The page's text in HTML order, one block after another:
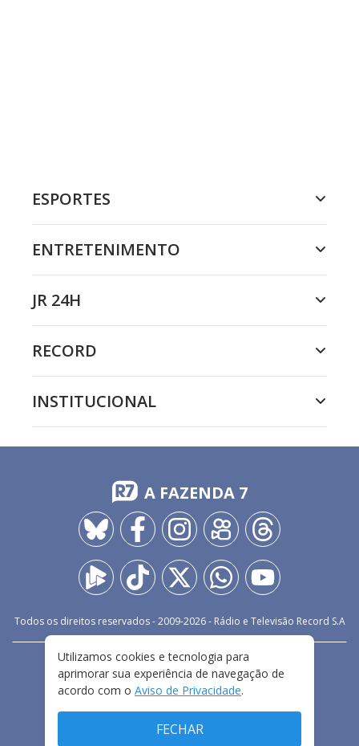
ESPORTES
ENTRETENIMENTO
JR 24H
RECORD
INSTITUCIONAL
A FAZENDA 7
Todos os direitos reservados - 2009-2026- Rádio e Televisão Record S.A
FALE CONOSCO
PRIVACIDADE
TERMOS E CONDIÇÕES DE USO
Utilizamos cookies e tecnologia para
aprimorar sua experiência de navegação de
acordo com o Aviso de Privacidade.
FECHAR